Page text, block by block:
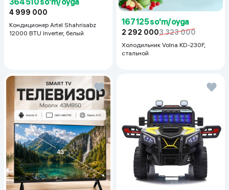
4 999 000
Кондиционер Artel Shahrisabz
12000 BTU Inverter, белый
167 125 so'm/oyga
2 292 0003 323 000
Холодильник Volna KD-230F,
стальной